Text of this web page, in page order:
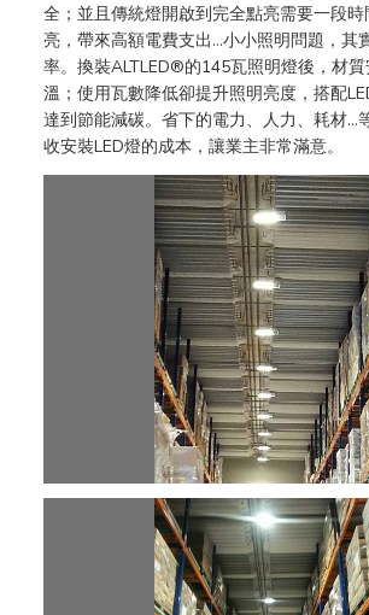
全；並且傳統燈開啟到完全點亮需要一段
亮，帶來高額電費支出…小小照明問題，其
率。換裝ALTLED®的145瓦照明燈後，材
溫；使用瓦數降低卻提升照明亮度，搭配
達到節能減碳。省下的電力、人力、耗材…
收安裝LED燈的成本，讓業主非常滿意。